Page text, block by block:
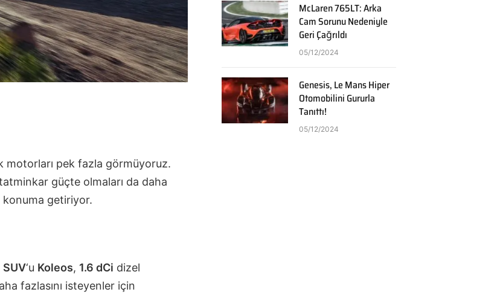
motorları pek fazla görmüyoruz.
güçte olmaları da daha
konuma getiriyor.
SUV‘u Koleos, 1.6 dCi dizel
fazlasını isteyenler için
McLaren 765LT: Arka
Cam Sorunu Nedeniyle
Geri Çağrıldı
05/12/2024
Genesis, Le Mans Hiper
Otomobilini Gururla
Tanıttı!
05/12/2024